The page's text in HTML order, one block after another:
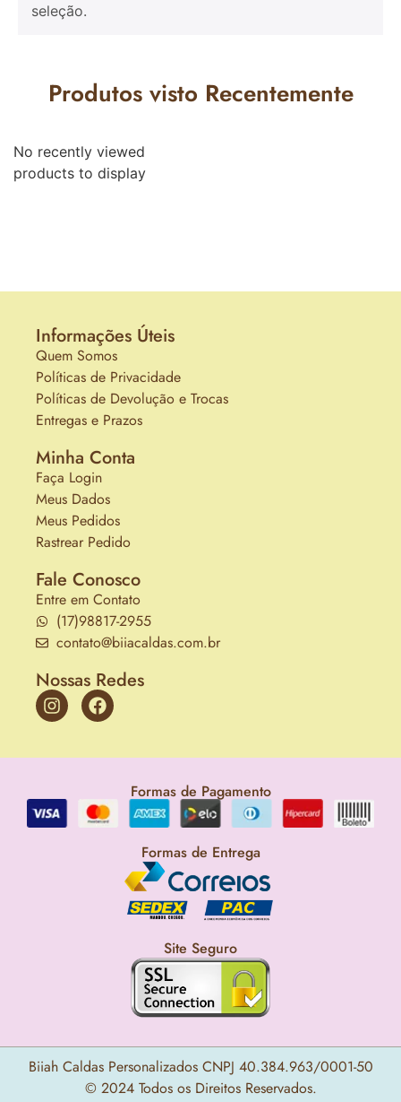
seleção.
Produtos visto Recentemente
No recently viewed
products to display
Informações Úteis
Quem Somos
Políticas de Privacidade
Políticas de Devolução e Trocas
Entregas e Prazos
Minha Conta
Faça Login
Meus Dados
Meus Pedidos
Rastrear Pedido
Fale Conosco
Entre em Contato
(17)98817-2955
contato@biiacaldas.com.br
Nossas Redes
Formas de Pagamento
Formas de Entrega
Site Seguro
Biiah Caldas Personalizados CNPJ 40.384.963/0001-50
© 2024 Todos os Direitos Reservados.